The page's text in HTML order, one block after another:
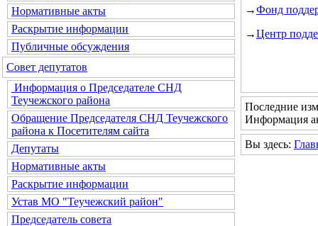
Нормативные акты
Раскрытие информации
Публичные обсуждения
Совет депутатов
Информация о Председателе СНД
Теучежского района
Обращение Председателя СНД Теучежского
района к Посетителям сайта
Депутаты
Нормативные акты
Раскрытие информации
Устав МО "Теучежский район"
Председатель совета
→Фонд
→Центр
Последние
Информация
Вы здесь: